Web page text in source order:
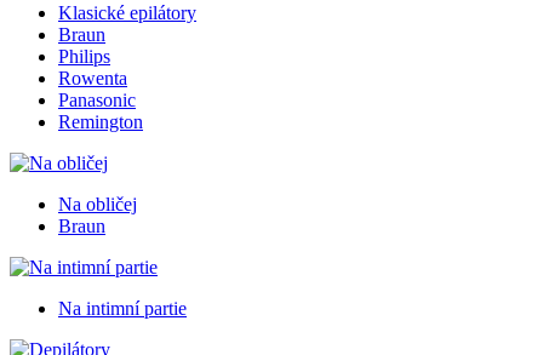
Klasické epilátory
Braun
Philips
Rowenta
Panasonic
Remington
Na obličej
Braun
Na intimní partie